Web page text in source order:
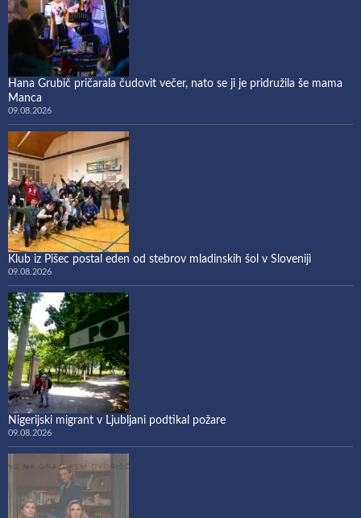
Hana Grubič pričarala čudovit večer, nato se ji je pridružila še mama
Manca
09.08.2026
Klub iz Pišec postal eden od stebrov mladinskih šol v Sloveniji
09.08.2026
Nigerijski migrant v Ljubljani podtikal požare
09.08.2026